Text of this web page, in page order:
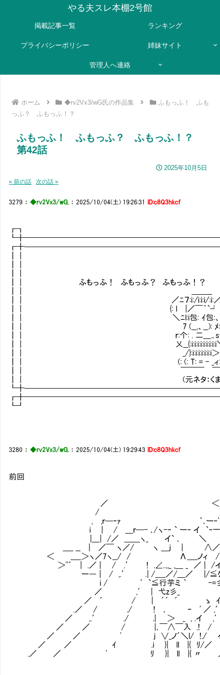
やる夫スレ本棚2号館
掲載記事一覧 ランキング
プライバシーポリシー 姉妹サイト
管理人へ連絡
ホーム ◆rv2Vx3/wG氏の作品集
ふもっふ！ ふも
っふ？ ふもっふ！？
ふもっふ！ ふもっふ？ ふもっふ！？
第42話
2025年10月5日
« 前の話 次の話 »
3279 ：◆rv2Vx3/wG. ：2025/10/04(土) 19:26:31 ID:c8Q3hkcf
┏┓
┃｜ ふもっふ！ ふもっふ？ ふも
┃｜ ／ﾆ７:i:/i:i:i/:i:／⌒
┃｜ {: l |／￣｀`┘
┃｜ ＼ﾆl:i包: ｲ包:、:二
┃｜ 7 (__,、__): ﾒ:
┃｜ ｒ:个: . 二___.｡s个=-
┃｜ 乂__{:i:i:i:i:i:i:i:i:i＼:
┃｜ _/}:i:i:i:i:i:i:i＞'ﾞ｀ ｰ
┃｜ (: (: T: = - _ィｺ
┃｜ ￣￣￣ ￣￣
┃｜ (元ネタ：くまクマ熊ベ
┗┛
3280 ：◆rv2Vx3/wG. ：2025/10/04(土) 19:29:43 ID:c8Q3hkcf
前回
／ ＜｀ヽ
/ ） }
, ,ｒ─‐ｧ ｀､ー‐'′ﾉ＿
i | / ＿ｒ─- ､/ヽ-‐ ` ー‐ イ
|＿| /／ ＿＿ヽ_ イ` ､ ＼ へ
＿_ __ | ／￣ ヽ／/ ヽ ＿ｊ | ∧／
＜ _＿＞ヽ／7ヽ__/ / Λ＿_ノィ / ,
＞''´ | .／ | / .′ ! .∠..,,_ ,＿ _ ／ | /イｲ
ー― | / ,.′ .| /＿_／/＿／ |/≦ｹ
i / ′`≦行芋ミ ｀ -=彡,i
／ ,′ | 弋z彡_ 八 ｊ
／ ′ / | ´´ ´ ゝ ｲ
.／ / ./ ! ､ ｰ ' ／ ,′
／ ,.′ ./ .| ＞ _ , .イ
／ ／ / |､￣∧￣入 .! /
／ ／ ' j ∨_ノ´＼l/ !./ ｲ /
／ ／ ｲ .i }| ll |{ ﾘ/／
.／ ／ ' ﾘ }| ll |{ 〃